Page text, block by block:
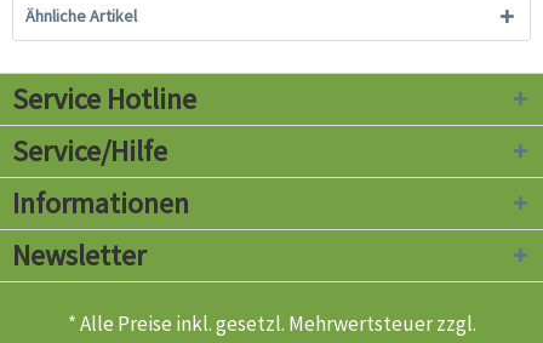
Ähnliche Artikel
Service Hotline
Service/Hilfe
Informationen
Newsletter
* Alle Preise inkl. gesetzl. Mehrwertsteuer zzgl.